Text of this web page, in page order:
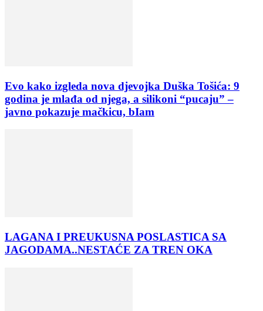
Evo kako izgleda nova djevojka Duška Tošića: 9
godina je mlađa od njega, a silikoni “pucaju” –
javno pokazuje mačkicu, bIam
LAGANA I PREUKUSNA POSLASTICA SA
JAGODAMA..NESTAĆE ZA TREN OKA